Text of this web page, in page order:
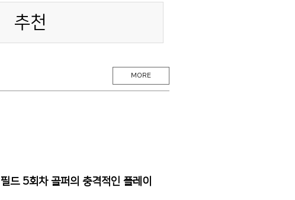
추천
MORE
필드 5회차 골퍼의 충격적인 플레이